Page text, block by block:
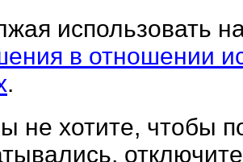
использовать
в отношении
.
не хотите, чтобы